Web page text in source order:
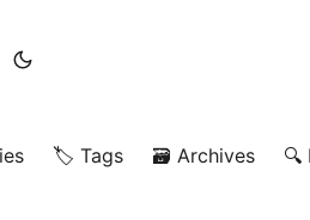
🏷️ Tags 🗃️ Archives 🔍